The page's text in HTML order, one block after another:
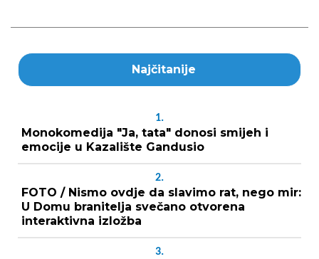
Najčitanije
1.
Monokomedija "Ja, tata" donosi smijeh i
emocije u Kazalište Gandusio
2.
FOTO / Nismo ovdje da slavimo rat, nego mir:
U Domu branitelja svečano otvorena
interaktivna izložba
3.